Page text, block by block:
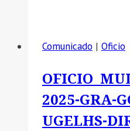
Comunicado | Oficio
OFICIO
2025-GRA-
UGELHS-